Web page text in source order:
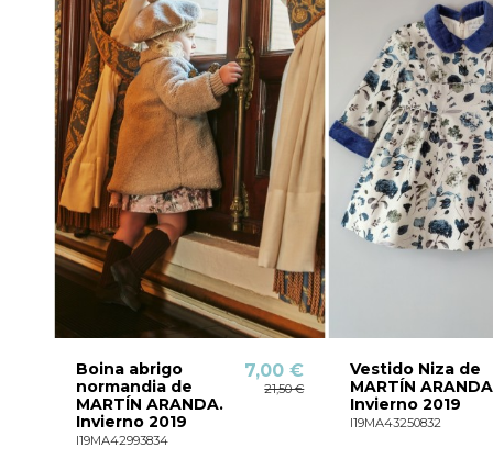
Boina abrigo
normandia de
MARTÍN ARANDA.
Invierno 2019
I19MA42993834
7,00 €
21,50 €
Vestido Niza de
MARTÍN
Invierno 2019
I19MA43250832